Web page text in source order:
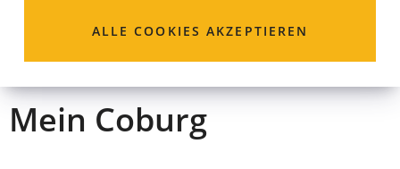
ALLE COOKIES AKZEPTIEREN
Mein Coburg